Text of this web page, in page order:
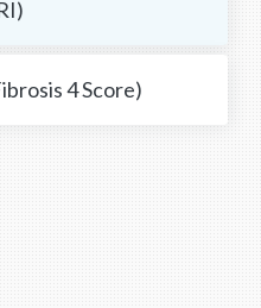
4 Score)